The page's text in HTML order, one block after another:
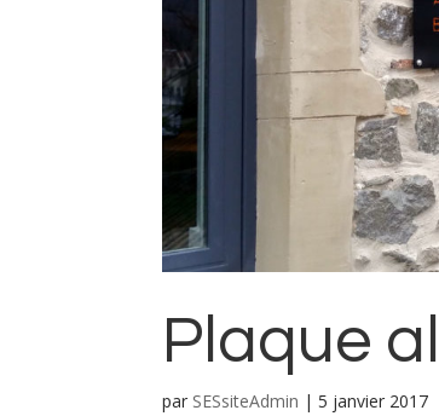
Plaque
par SESsiteAdmin |5 janvier 2017